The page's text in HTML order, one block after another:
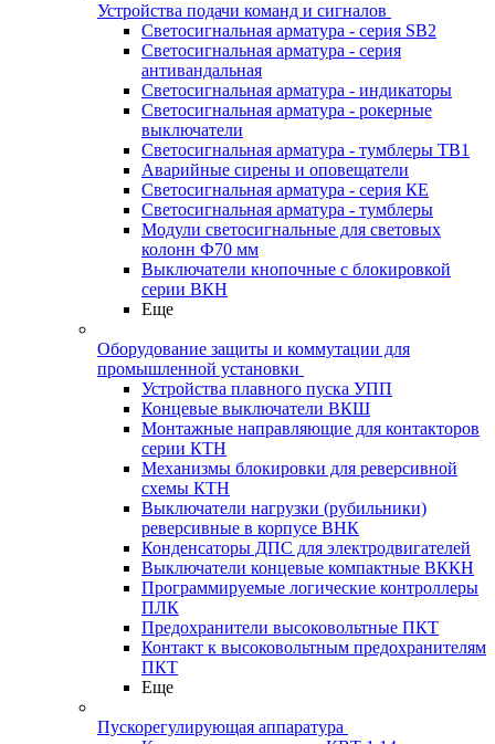
Устройства подачи команд и сигналов
Светосигнальная арматура - серия SB2
Светосигнальная арматура - серия
антивандальная
Светосигнальная арматура - индикаторы
Светосигнальная арматура - рокерные
выключатели
Светосигнальная арматура - тумблеры ТВ1
Аварийные сирены и оповещатели
Светосигнальная арматура - серия КЕ
Светосигнальная арматура - тумблеры
Модули светосигнальные для световых
колонн Ф70 мм
Выключатели кнопочные с блокировкой
серии ВКН
Еще
Оборудование защиты и коммутации для
промышленной установки
Устройства плавного пуска УПП
Концевые выключатели ВКШ
Монтажные направляющие для контакторов
серии КТН
Механизмы блокировки для реверсивной
схемы КТН
Выключатели нагрузки (рубильники)
реверсивные в корпусе ВНК
Конденсаторы ДПС для электродвигателей
Выключатели концевые компактные ВККН
Программируемые логические контроллеры
ПЛК
Предохранители высоковольтные ПКТ
Контакт к высоковольтным предохранителям
ПКТ
Еще
Пускорегулирующая аппаратура